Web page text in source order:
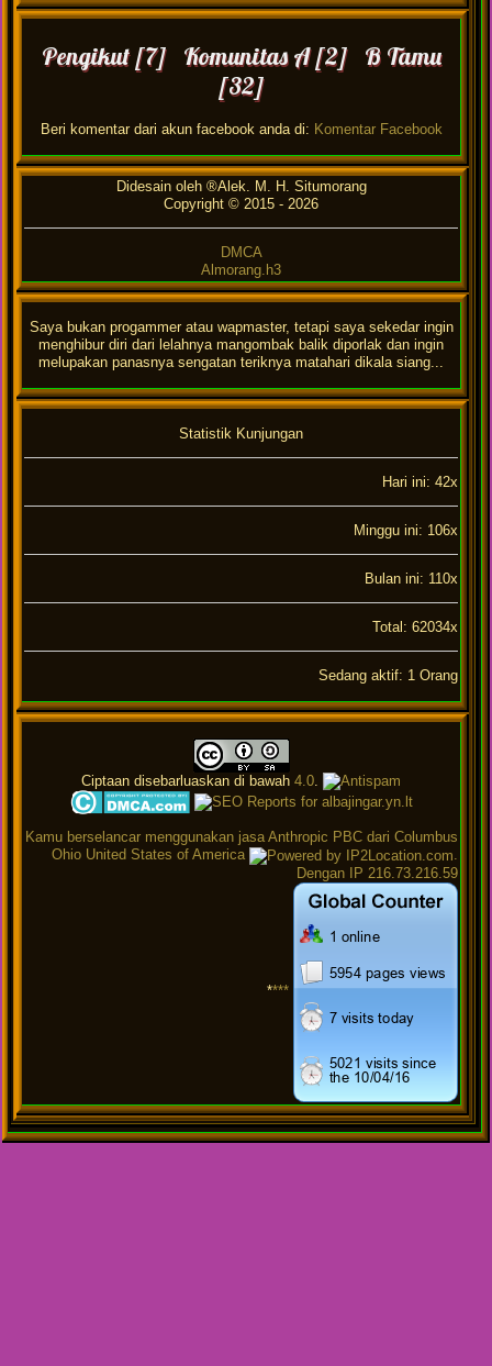
Pengikut [7] Komunitas A [2] B Tamu
[32]
Beri komentar dari akun facebook anda di: Komentar Facebook
Didesain oleh ®Alek. M. H. Situmorang
Copyright © 2015 - 2026
DMCA
Almorang.h3
Saya bukan progammer atau wapmaster, tetapi saya sekedar ingin
menghibur diri dari lelahnya mangombak balik diporlak dan ingin
melupakan panasnya sengatan teriknya matahari dikala siang...
Statistik Kunjungan
Hari ini: 42x
Minggu ini: 106x
Bulan ini: 110x
Total: 62034x
Sedang aktif: 1 Orang
Ciptaan disebarluaskan di bawah 4.0
Kamu berselancar menggunakan jasa Anthropic PBC dari Columbus
Ohio United States of America
.
Dengan IP 216.73.216.59
****